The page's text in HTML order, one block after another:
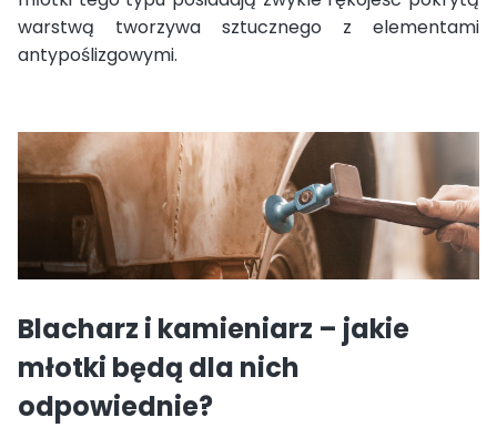
warstwą tworzywa sztucznego z elementami
antypoślizgowymi.
Blacharz i kamieniarz – jakie
młotki będą dla nich
odpowiednie?